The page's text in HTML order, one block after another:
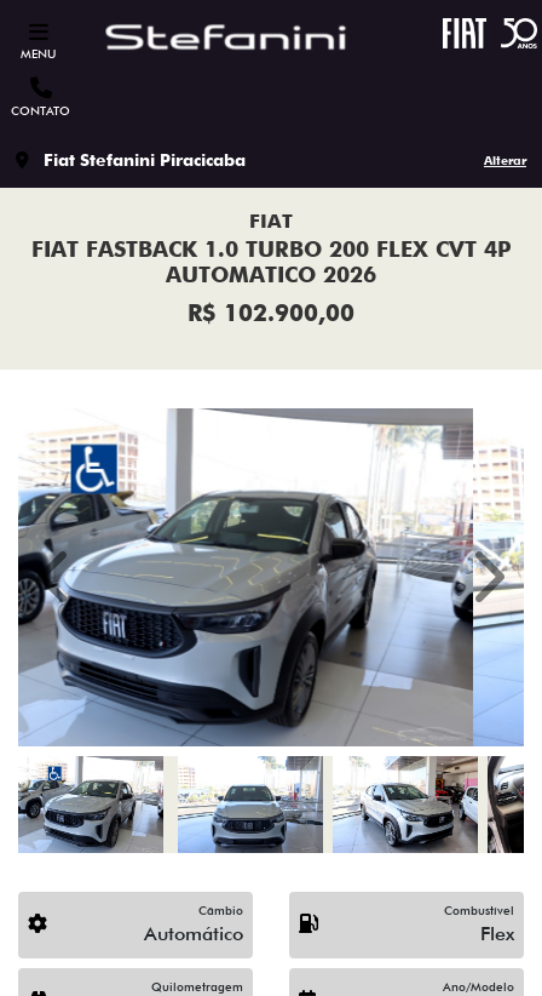
MENU
CONTATO
Fiat Stefanini Piracicaba Alterar
FIAT
FIAT FASTBACK 1.0 TURBO 200 FLEX CVT 4P
AUTOMATICO 2026
R$ 102.900,00
Previous Next
Câmbio
Automático
Combustível
Flex
Quilometragem Ano/Modelo